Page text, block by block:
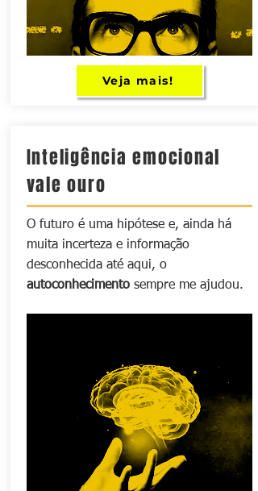
Veja mais!
Inteligência emocional
vale ouro
O futuro é uma hipótese e, ainda há
muita incerteza e informação
desconhecida até aqui, o
autoconhecimentosempre me ajudou.